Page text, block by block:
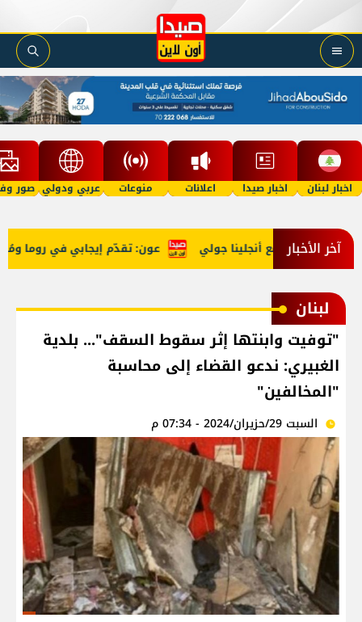
اخبار لبنان اخبار صيدا اعلانات منوعات عربي ودولي صور
آخر الأخبار عون: تقدّم إيجابي في روما معركته مع أنجلينا جولي
لبنان
"توفيت وابنتها إثر سقوط السقف"... بلدية
الغبيري: ندعو القضاء إلى محاسبة
"المخالفين"
السبت 29/حزيران/2024 - 07:34 م